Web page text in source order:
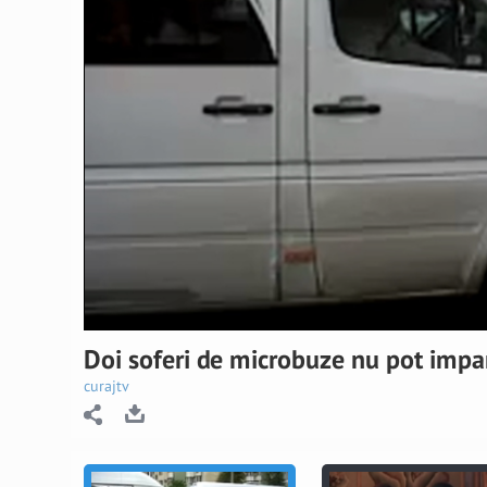
Doi soferi de microbuze nu pot
curajtv